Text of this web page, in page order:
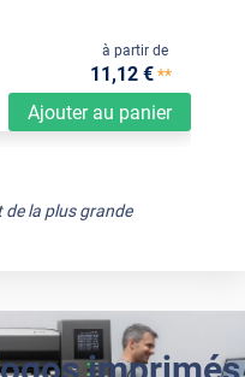
Ajouter au panier
à partir de
11,12 €**
la plus grande